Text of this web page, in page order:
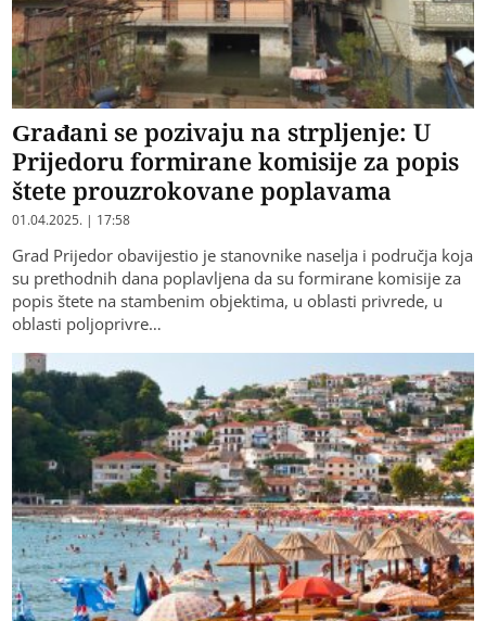
Građani se pozivaju na strpljenje: U
Prijedoru formirane komisije za popis
štete prouzrokovane poplavama
01.04.2025. | 17:58
Grad Prijedor obavijestio je stanovnike naselja i područja koja
su prethodnih dana poplavljena da su formirane komisije za
popis štete na stambenim objektima, u oblasti privrede, u
oblasti poljoprivre…